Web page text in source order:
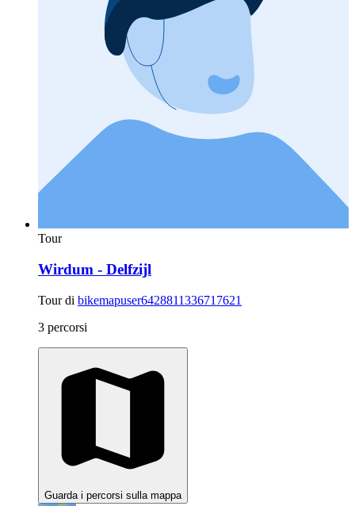
Tour
Wirdum - Delfzijl
Tour di bikemapuser6428811336717621
3 percorsi
Guarda i percorsi sulla mappa